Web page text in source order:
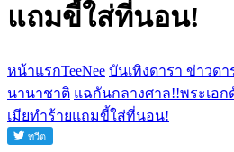
แถมขี้ใส่ที่นอน!
หน้าแรกTeeNee บันเทิงดารา ข่าวดา
นานาชาติ แฉกันกลางศาล!!พระเอก
เมียทำร้ายแถมขี้ใส่ที่นอน!